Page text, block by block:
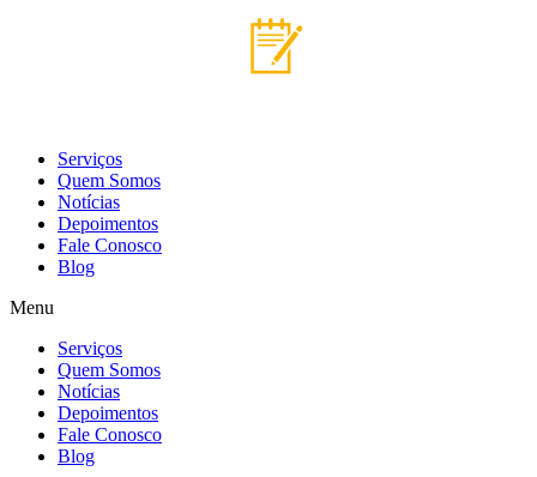
Serviços
Quem Somos
Notícias
Depoimentos
Fale Conosco
Blog
Menu
Serviços
Quem Somos
Notícias
Depoimentos
Fale Conosco
Blog